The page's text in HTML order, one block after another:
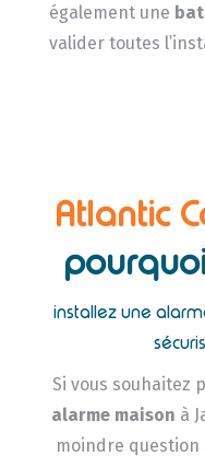
également une
valider toutes
Atlantic
installez une
Si vous souhaitez
alarme maison à
moindre question